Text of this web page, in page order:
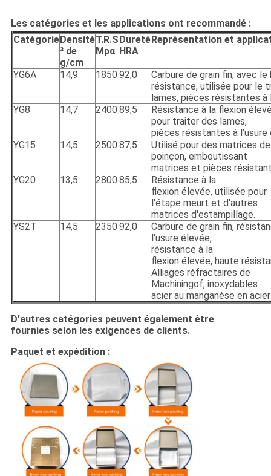
Les catégories et les applications ont recommandé :
Catégorie Densité
³ de
g/cm
T.R.S
Mpα
Dureté
HRA
Représentation et
YG6A 14,9 1850 92,0
Carbure de grain fin, avec le
résistance, utilisée pour le
lames, pièces résistantes à
YG8
14,7 2400 89,5
Résistance à la flexion
pour traiter des lames,
pièces résistantes à l'usure
YG15
14,5 2500 87,5
Utilisé pour des matrices de
poinçon, emboutissant
matrices et pièces
YG20
13,5 2800 85,5
Résistance à la
flexion élevée, utilisée pour
l'étape meurt et d'autres
matrices d'estampillage.
YS2T
14,5 2350 92,0
Carbure de grain fin,
l'usure élevée,
résistance à la
flexion élevée, haute
Alliages réfractaires de
Machiningof, inoxydables
acier au manganèse en
D'autres catégories peuvent également être
fournies selon les exigences de clients.
Paquet et expédition :